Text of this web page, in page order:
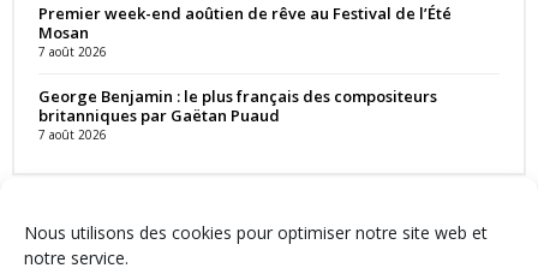
Nous utilisons des cookies pour optimiser notre site web et
notre service.
Premier week-end aoûtien de rêve au Festival de l’Été
Mosan
7 août 2026
George Benjamin : le plus français des compositeurs
britanniques par Gaëtan Puaud
7 août 2026